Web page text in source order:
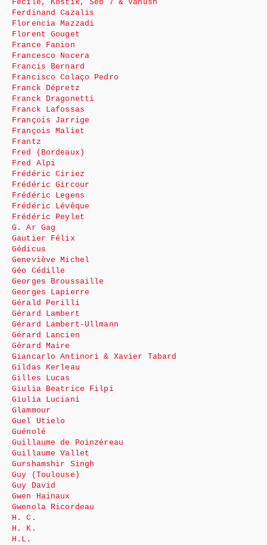
Fécile, Kostik, Seb 7 & Vanush
Ferdinand Cazalis
Florencia Mazzadi
Florent Gouget
France Fanion
Francesco Nocera
Francis Bernard
Francisco Colaço Pedro
Franck Dépretz
Franck Dragonetti
Franck Lafossas
François Jarrige
François Maliet
Frantz
Fred (Bordeaux)
Fred Alpi
Frédéric Ciriez
Frédéric Gircour
Frédéric Legens
Frédéric Lévêque
Frédéric Peylet
G. Ar Gag
Gautier Félix
Gédicus
Geneviève Michel
Géo Cédille
Georges Broussaille
Georges Lapierre
Gérald Perilli
Gérard Lambert
Gérard Lambert-Ullmann
Gérard Lancien
Gérard Maire
Giancarlo Antinori & Xavier Tabard
Gildas Kerleau
Gilles Lucas
Giulia Beatrice Filpi
Giulia Luciani
Glammour
Guel Utielo
Guénolé
Guillaume de Poinzéreau
Guillaume Vallet
Gurshamshir Singh
Guy (Toulouse)
Guy David
Gwen Hainaux
Gwenola Ricordeau
H. C.
H. K.
H.L.